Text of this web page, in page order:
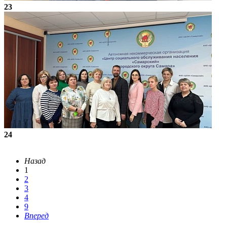
23
24
Назад
1
2
3
4
9
Вперед